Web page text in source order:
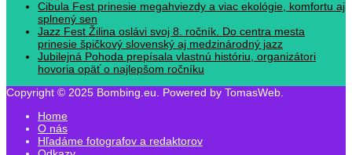
Cibula Fest prinesie megahviezdy a viac ekológie, komfortu aj
splnený sen
Jazz Fest Žilina oslávi svoj 8. ročník. Do centra mesta
prinesie špičkový slovenský aj medzinárodný jazz
Jubilejná Pohoda prepísala vlastnú históriu, organizátori
hovoria opäť o najlepšom ročníku
Copyright © 2025 Bombing.eu. Powered by TomasWeb.
Home
O nás
Hľadáme fotografov a redaktorov